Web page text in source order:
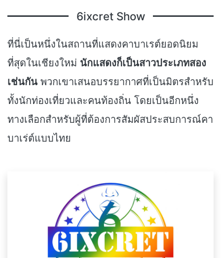
6ixcret Show
ที่นี่เป็นหนึ่งในสถานที่แสดงคาบาเรต์ยอดนิยม
ที่สุดในเชียงใหม่ นักแสดงก็เป็นสาวประเภทสอง
เช่นกัน พวกเขาเสนอบรรยากาศที่เป็นมิตรสำหรับ
ทั้งนักท่องเที่ยวและคนท้องถิ่น โดยเป็นอีกหนึ่ง
ทางเลือกสำหรับผู้ที่ต้องการสัมผัสประสบการณ์คา
บาเร่ต์แบบไทย